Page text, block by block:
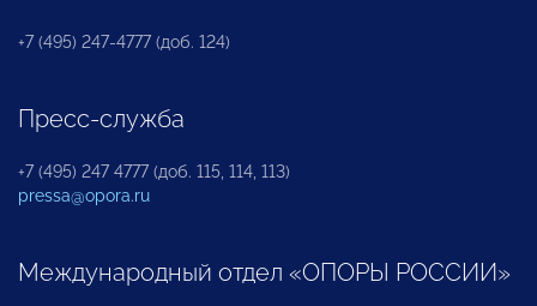
+7 (495) 247-4777 (доб. 124)
Пресс-служба
+7 (495) 247 4777 (доб. 115, 114, 113)
pressa@opora.ru
Международный отдел «ОПОРЫ РОССИИ»